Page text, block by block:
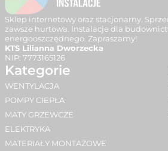
Sklep internetowy oraz stacjonarny.
zawsze hurtowa. Instalacje dla
energooszczędnego. Zapraszamy!
KTS Lilianna Dworzecka
NIP: 7773165126
Kategorie
WENTYLACJA
POMPY CIEPŁA
MATY GRZEWCZE
ELEKTRYKA
MATERIAŁY MONTAŻOWE